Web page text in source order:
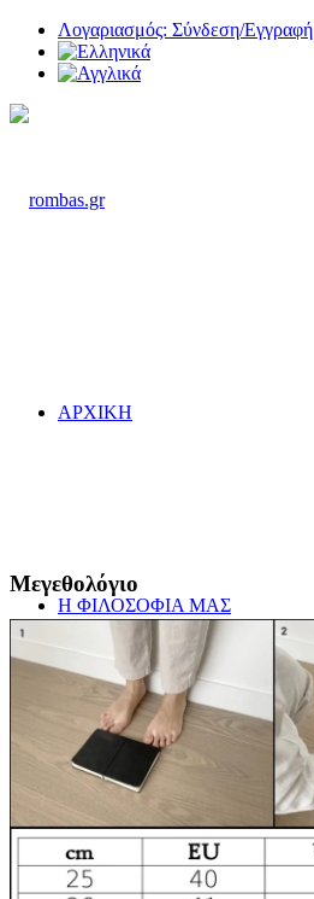
Λογαριασμός: Σύνδεση/Εγγραφή
ΑΡΧΙΚΗ
Η ΦΙΛΟΣΟΦΙΑ ΜΑΣ
ΓΥΝΑΙΚΑ
Μεγεθολόγιο